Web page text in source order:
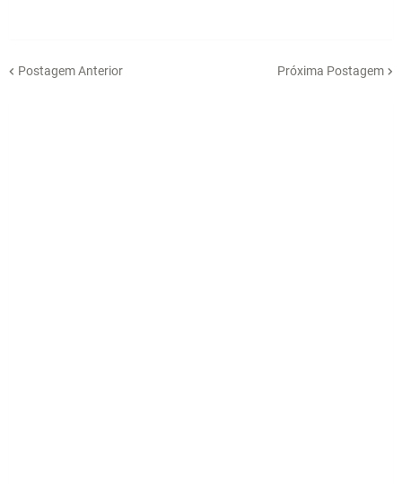
Postagem Anterior Próxima Postagem